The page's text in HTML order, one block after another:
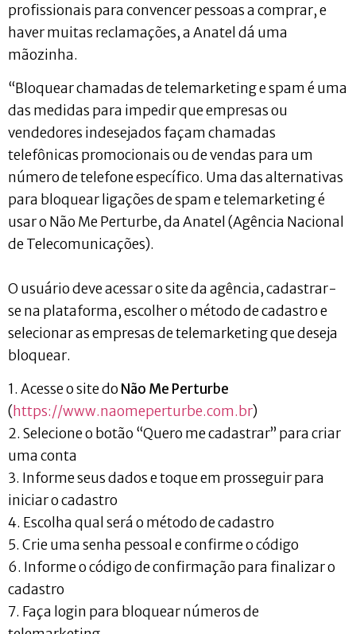
profissionais para convencer pessoas a comprar, e
haver muitas reclamações, a Anatel dá uma
mãozinha.
“Bloquear chamadas de telemarketing e spam é uma
das medidas para impedir que empresas ou
vendedores indesejados façam chamadas
telefônicas promocionais ou de vendas para um
número de telefone específico. Uma das alternativas
para bloquear ligações de spam e telemarketing é
usar o Não Me Perturbe, da Anatel (Agência Nacional
de Telecomunicações).
O usuário deve acessar o site da agência, cadastrar-
se na plataforma, escolher o método de cadastro e
selecionar as empresas de telemarketing que deseja
bloquear.
1. Acesse o site do Não Me Perturbe
(https://www.naomeperturbe.com.br)
2. Selecione o botão “Quero me cadastrar” para criar
uma conta
3. Informe seus dados e toque em prosseguir para
iniciar o cadastro
4. Escolha qual será o método de cadastro
5. Crie uma senha pessoal e confirme o código
6. Informe o código de confirmação para finalizar o
cadastro
7. Faça login para bloquear números de